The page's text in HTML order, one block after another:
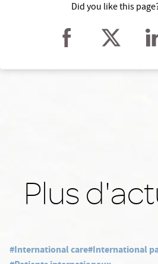
Did you like this
Plus
#International care#International